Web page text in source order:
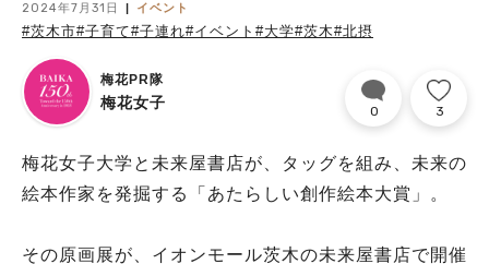
2024年7月31日 イベント
#茨木市#子育て#子連れ#イベント #大学#茨木#北摂
梅花PR隊
梅花女子 0 3
梅花女子大学と未来屋書店が、タッグを組み、未来の
絵本作家を発掘する「あたらしい創作絵本大賞」。
その原画展が、イオンモール茨木の未来屋書店で開催